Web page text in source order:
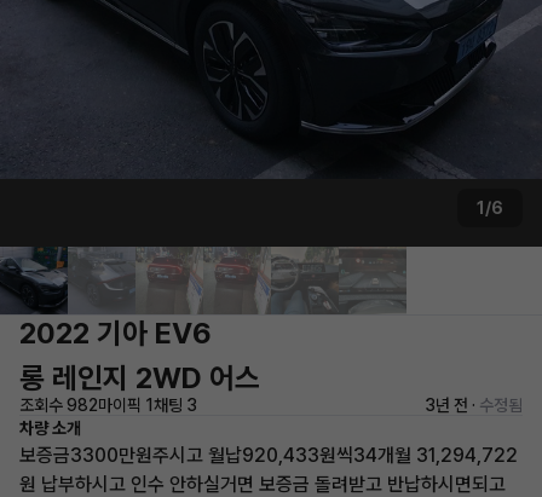
1/6
2022 기아 EV6
롱 레인지 2WD 어스
조회수 982마이픽 1채팅 3 3년 전 · 수정됨
차량 소개
보증금3300만원주시고 월납920,433원씩34개월 31,294,722
원 납부하시고 인수 안하실거면 보증금 돌려받고 반납하시면되고